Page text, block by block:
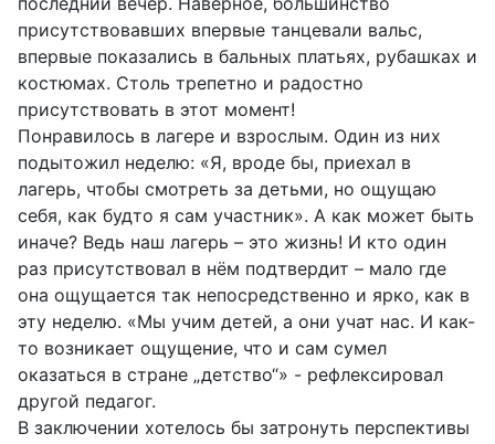
присутствовавших впервые танцевали вальс,
впервые показались в бальных платьях, рубашках и
костюмах. Столь трепетно и радостно
присутствовать в этот момент!
Понравилось в лагере и взрослым. Один из них
подытожил неделю: «Я, вроде бы, приехал в
лагерь, чтобы смотреть за детьми, но ощущаю
себя, как будто я сам участник». А как может быть
иначе? Ведь наш лагерь – это жизнь! И кто один
раз присутствовал в нём подтвердит – мало где
она ощущается так непосредственно и ярко, как в
эту неделю. «Мы учим детей, а они учат нас. И как-
то возникает ощущение, что и сам сумел
оказаться в стране „детство“» - рефлексировал
другой педагог.
В заключении хотелось бы затронуть перспективы